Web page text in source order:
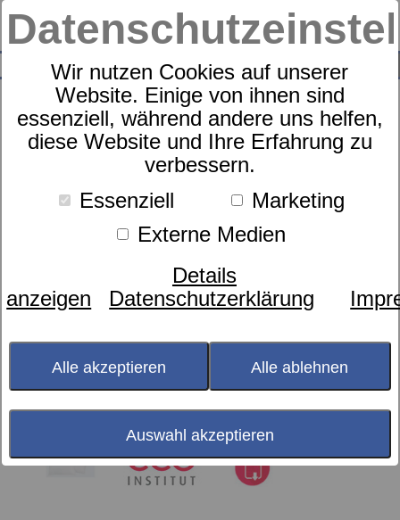
Wir nutzen Cookies auf unserer
Website. Einige von ihnen sind
essenziell, während andere uns helfen,
diese Website und Ihre Erfahrung zu
verbessern.
Essenziell
Marketing
Externe Medien
Details
anzeigen
Datenschutzerklärung
Alle akzeptieren Alle ablehnen
Auswahl akzeptieren
SUCHE
0
Kissen
dormabell Daune 60 D